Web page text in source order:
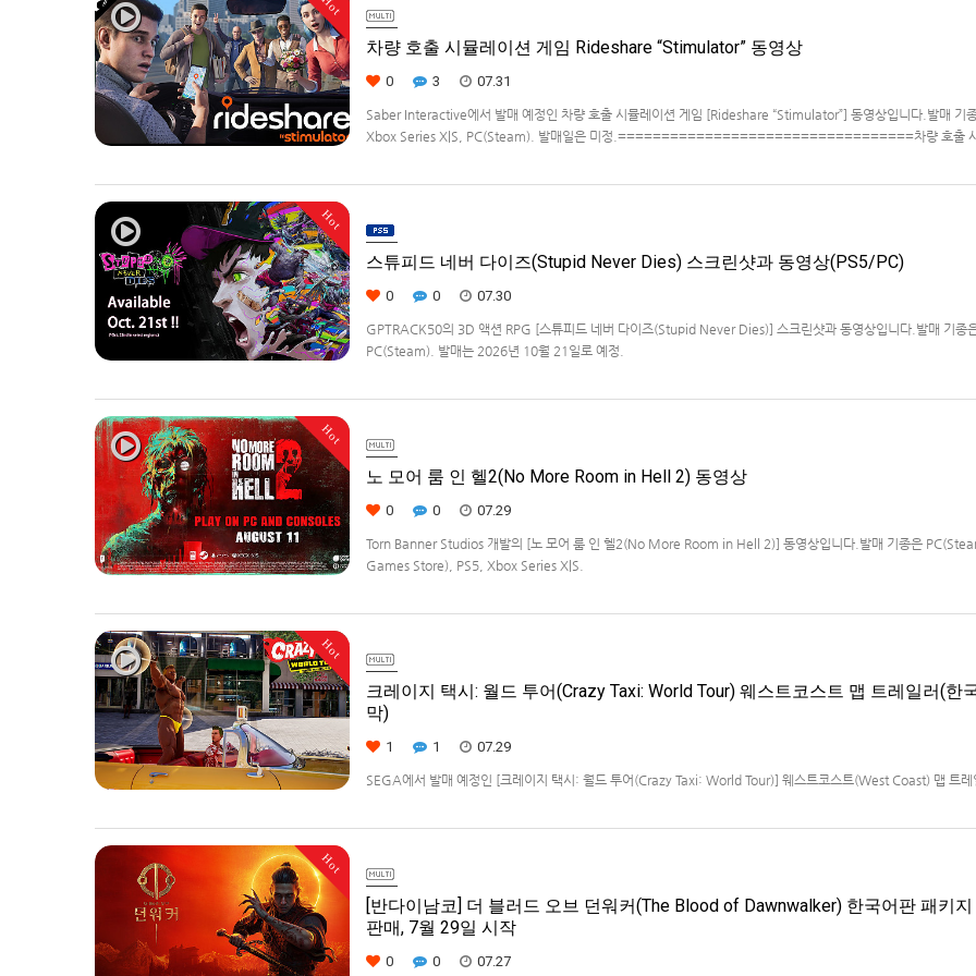
차량 호출 시뮬레이션 게임 Rideshare “Stimulator” 동영상
0 3 07.31
Saber Interactive에서 발매 예정인 차량 호출 시뮬레이션 게임 [Rideshare “Stimulator”] 동영상입니다.발매 기
Xbox Series X|S, PC(Steam). 발매일은 미정.==================================차량 호출
Hot
스튜피드 네버 다이즈(Stupid Never Dies) 스크린샷과 동영상(PS5/PC)
0 0 07.30
GPTRACK50의 3D 액션 RPG [스튜피드 네버 다이즈(Stupid Never Dies)] 스크린샷과 동영상입니다.발매 기종
PC(Steam). 발매는 2026년 10월 21일로 예정.
Hot
노 모어 룸 인 헬2(No More Room in Hell 2) 동영상
0 0 07.29
Torn Banner Studios 개발의 [노 모어 룸 인 헬2(No More Room in Hell 2)] 동영상입니다.발매 기종은
Games Store), PS5, Xbox Series X|S.
Hot
크레이지 택시: 월드 투어(Crazy Taxi: World Tour) 웨스트코스트 맵 트레일러(한
막)
1 1 07.29
SEGA에서 발매 예정인 [크레이지 택시: 월드 투어(Crazy Taxi: World Tour)] 웨스트코스트(West Coast) 맵 트레
Hot
[반다이남코] 더 블러드 오브 던워커(The Blood of Dawnwalker) 한국어판 패키
판매, 7월 29일 시작
0 0 07.27